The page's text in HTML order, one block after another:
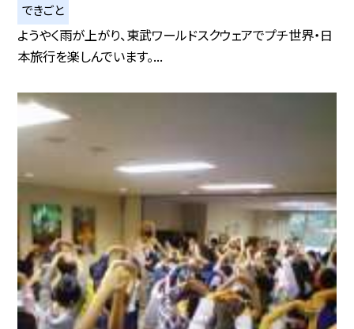
できごと
ようやく雨が上がり、東武ワールドスクウェアでプチ世界・日
本旅行を楽しんでいます。...